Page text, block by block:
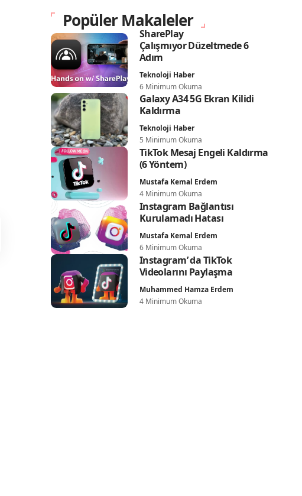
Popüler Makaleler
SharePlay
Çalışmıyor Düzeltmede 6
Adım
Teknoloji Haber
6 Minimum Okuma
Galaxy A34 5G Ekran Kilidi
Kaldırma
Teknoloji Haber
5 Minimum Okuma
TikTok Mesaj Engeli Kaldırma
(6 Yöntem)
Mustafa Kemal Erdem
4 Minimum Okuma
Instagram Bağlantısı
Kurulamadı Hatası
Mustafa Kemal Erdem
6 Minimum Okuma
Instagram’ da TikTok
Videolarını Paylaşma
Muhammed Hamza Erdem
4 Minimum Okuma